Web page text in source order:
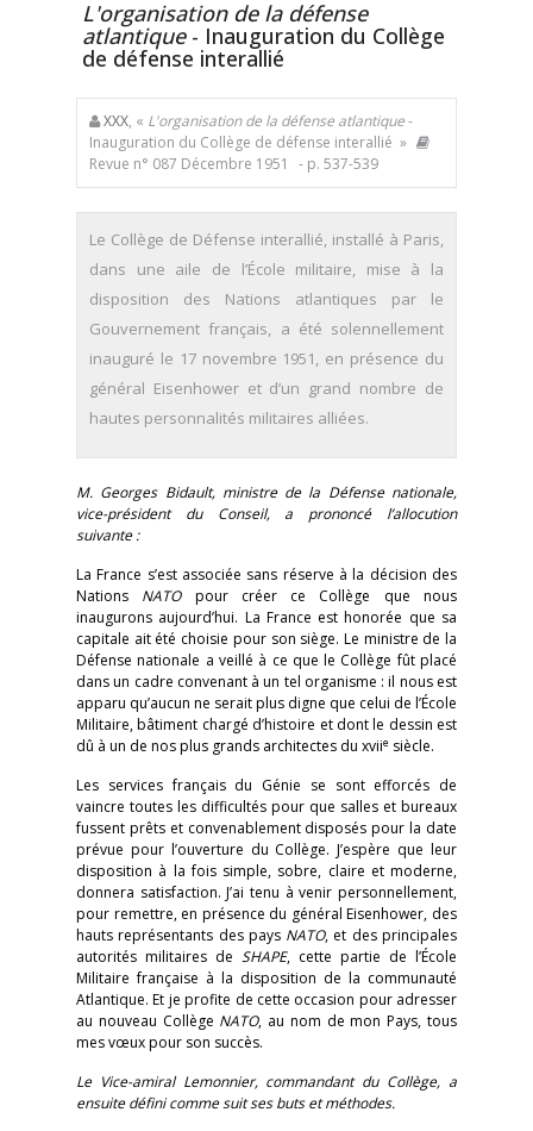
L'organisation de la défense
atlantique- Inauguration du Collège
de défense interallié
XXX, « L'organisation de la défense atlantique-
Inauguration du Collège de défense interallié »
Revue n° 087 Décembre 1951
- p. 537-539
Le Collège de Défense interallié, installé à Paris,
dans une aile de l’École militaire, mise à la
disposition des Nations atlantiques par le
Gouvernement français, a été solennellement
inauguré le 17 novembre 1951, en présence du
général Eisenhower et d’un grand nombre de
hautes personnalités militaires alliées.
M. Georges Bidault, ministre de la Défense nationale,
vice-président du Conseil, a prononcé l’allocution
suivante :
La France s’est associée sans réserve à la décision des
Nations NATO pour créer ce Collège que nous
inaugurons aujourd’hui. La France est honorée que sa
capitale ait été choisie pour son siège. Le ministre de la
Défense nationale a veillé à ce que le Collège fût placé
dans un cadre convenant à un tel organisme : il nous est
apparu qu’aucun ne serait plus digne que celui de l’École
Militaire, bâtiment chargé d’histoire et dont le dessin est
dû à un de nos plus grands architectes du xviie siècle.
Les services français du Génie se sont efforcés de
vaincre toutes les difficultés pour que salles et bureaux
fussent prêts et convenablement disposés pour la date
prévue pour l’ouverture du Collège. J’espère que leur
disposition à la fois simple, sobre, claire et moderne,
donnera satisfaction. J’ai tenu à venir personnellement,
pour remettre, en présence du général Eisenhower, des
hauts représentants des pays NATO, et des principales
autorités militaires de SHAPE, cette partie de l’École
Militaire française à la disposition de la communauté
Atlantique. Et je profite de cette occasion pour adresser
au nouveau Collège NATO, au nom de mon Pays, tous
mes vœux pour son succès.
Le Vice-amiral Lemonnier, commandant du Collège, a
ensuite défini comme suit ses buts et méthodes.